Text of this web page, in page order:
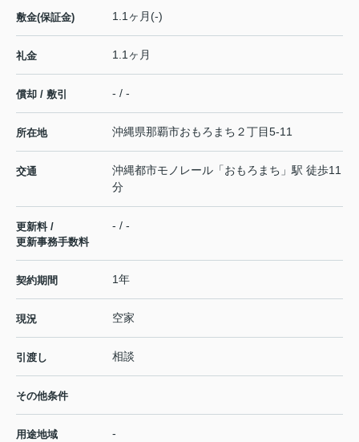
敷金(保証金) 1.1ヶ月(-)
礼金 1.1ヶ月
償却 / 敷引 - / -
所在地 沖縄県那覇市おもろまち ２丁目5-11
交通 沖縄都市モノレール 「おもろまち 」駅 徒歩11
分
更新料 /
更新事務手数料
- / -
契約期間 1年
現況 空家
引渡し 相談
その他条件
用途地域 -